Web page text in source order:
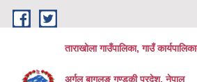
Skip to main content
ताराखोला गाउँपालिका, गाउँ
अर्गल बागलुङ गण्डकी प्रदेश, नेपाल